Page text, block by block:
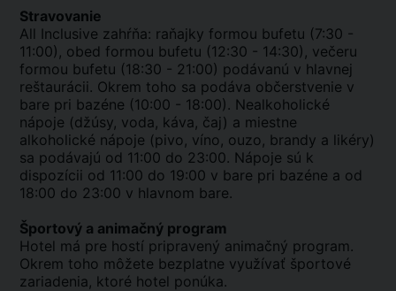
Stravovanie
All Inclusive zahŕňa: raňajky formou bufetu (7:30 -
11:00), obed formou bufetu (12:30 - 14:30), večeru
formou bufetu (18:30 - 21:00) podávanú v hlavnej
reštaurácii. Okrem toho sa podáva občerstvenie v
bare pri bazéne (10:00 - 18:00). Nealkoholické
nápoje (džúsy, voda, káva, čaj) a miestne
alkoholické nápoje (pivo, víno, ouzo, brandy a likéry)
sa podávajú od 11:00 do 23:00. Nápoje sú k
dispozícii od 11:00 do 19:00 v bare pri bazéne a od
18:00 do 23:00 v hlavnom bare.
Športový a animačný program
Hotel má pre hostí pripravený animačný program.
Okrem toho môžete bezplatne využívať športové
zariadenia, ktoré hotel ponúka.